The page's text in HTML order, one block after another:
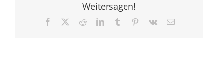
Weitersagen!
Facebook RedditLinkedInTumblr Pinterest
Vk
E-